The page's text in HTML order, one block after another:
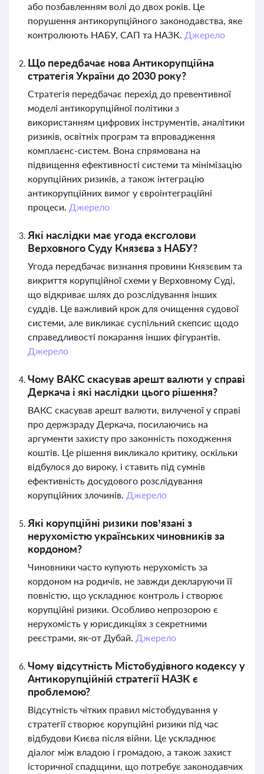
або позбавленням волі до двох років. Це
порушення антикорупційного законодавства, яке
контролюють НАБУ, САП та НАЗК. Джерело
Що передбачає нова Антикорупційна
стратегія України до 2030 року?
Стратегія передбачає перехід до превентивної
моделі антикорупційної політики з
використанням цифрових інструментів, аналітики
ризиків, освітніх програм та впровадження
комплаєнс-систем. Вона спрямована на
підвищення ефективності системи та мінімізацію
корупційних ризиків, а також інтеграцію
антикорупційних вимог у євроінтеграційні
процеси. Джерело
Які наслідки має угода ексголови
Верховного Суду Князєва з НАБУ?
Угода передбачає визнання провини Князєвим та
викриття корупційної схеми у Верховному Суді,
що відкриває шлях до розслідування інших
суддів. Це важливий крок для очищення судової
системи, але викликає суспільний скепсис щодо
справедливості покарання інших фігурантів.
Джерело
Чому ВАКС скасував арешт валюти у справі
Деркача і які наслідки цього рішення?
ВАКС скасував арешт валюти, вилученої у справі
про держзраду Деркача, посилаючись на
аргументи захисту про законність походження
коштів. Це рішення викликало критику, оскільки
відбулося до вироку, і ставить під сумнів
ефективність досудового розслідування
корупційних злочинів. Джерело
Які корупційні ризики пов’язані з
нерухомістю українських чиновників за
кордоном?
Чиновники часто купують нерухомість за
кордоном на родичів, не завжди декларуючи її
повністю, що ускладнює контроль і створює
корупційні ризики. Особливо непрозорою є
нерухомість у юрисдикціях з секретними
реєстрами, як-от Дубай. Джерело
Чому відсутність Містобудівного кодексу у
Антикорупційній стратегії НАЗК є
проблемою?
Відсутність чітких правил містобудування у
стратегії створює корупційні ризики під час
відбудови Києва після війни. Це ускладнює
діалог між владою і громадою, а також захист
історичної спадщини, що потребує законодавчих